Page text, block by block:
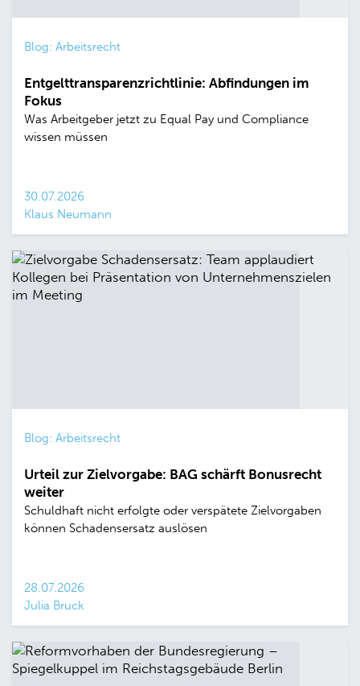
Blog: Arbeitsrecht
Entgelttransparenzrichtlinie: Abfindungen im
Fokus
Was Arbeitgeber jetzt zu Equal Pay und Compliance
wissen müssen
30.07.2026
Klaus Neumann
Blog: Arbeitsrecht
Urteil zur Zielvorgabe: BAG schärft Bonusrecht
weiter
Schuldhaft nicht erfolgte oder verspätete Zielvorgaben
können Schadensersatz auslösen
28.07.2026
Julia Bruck